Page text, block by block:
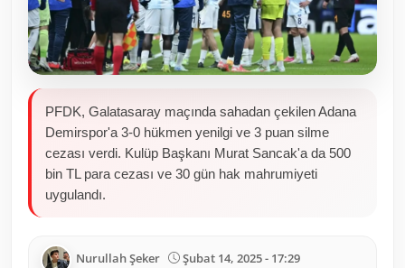
PFDK, Galatasaray maçında sahadan çekilen Adana
Demirspor'a 3-0 hükmen yenilgi ve 3 puan silme
cezası verdi. Kulüp Başkanı Murat Sancak'a da 500
bin TL para cezası ve 30 gün hak mahrumiyeti
uygulandı.
Nurullah Şeker Şubat 14, 2025 - 17:29